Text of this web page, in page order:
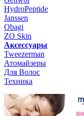
HydroPeptide
Janssen
Obagi
ZO Skin
Aксессуары
Tweezerman
Атомайзеры
Для Волос
Техника